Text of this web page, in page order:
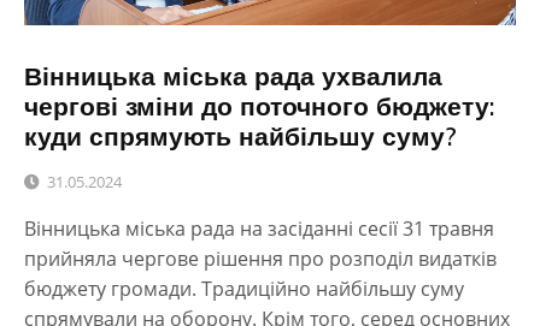
Вінницька міська рада ухвалила
чергові зміни до поточного бюджету:
куди спрямують найбільшу суму?
31.05.2024
Вінницька міська рада на засіданні сесії 31 травня
прийняла чергове рішення про розподіл видатків
бюджету громади. Традиційно найбільшу суму
спрямували на оборону. Крім того, серед основних